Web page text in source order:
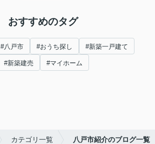
おすすめのタグ
#八戸市 #おうち探し #新築一戸建て
#新築建売 #マイホーム
カテゴリ一覧 八戸市紹介のブログ一覧